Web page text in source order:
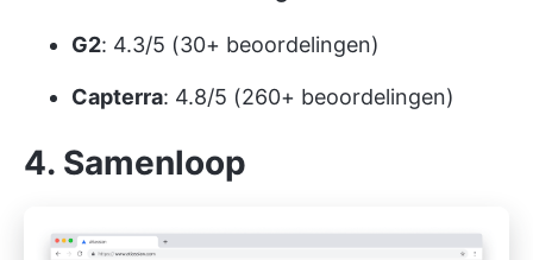
G2: 4.3/5 (30+ beoordelingen)
Capterra: 4.8/5 (260+ beoordelingen)
4. Samenloop